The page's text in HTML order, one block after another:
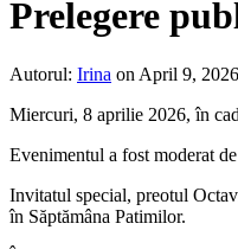
Prelegere
Autorul: Irina on April 9, 2026
Miercuri, 8 aprilie 2026, în
Evenimentul a fost moderat
Invitatul special, preotul
în Săptămâna Patimilor.